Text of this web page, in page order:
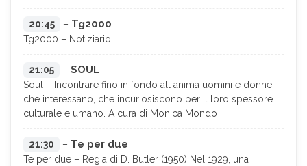
20:45 – Tg2000
Tg2000 – Notiziario
21:05 – SOUL
Soul – Incontrare fino in fondo all anima uomini e donne
che interessano, che incuriosiscono per il loro spessore
culturale e umano. A cura di Monica Mondo
21:30 – Te per due
Te per due – Regia di D. Butler (1950) Nel 1929, una